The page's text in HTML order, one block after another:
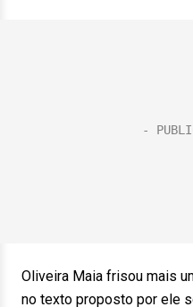
Oliveira Maia frisou mais
no texto proposto por ele